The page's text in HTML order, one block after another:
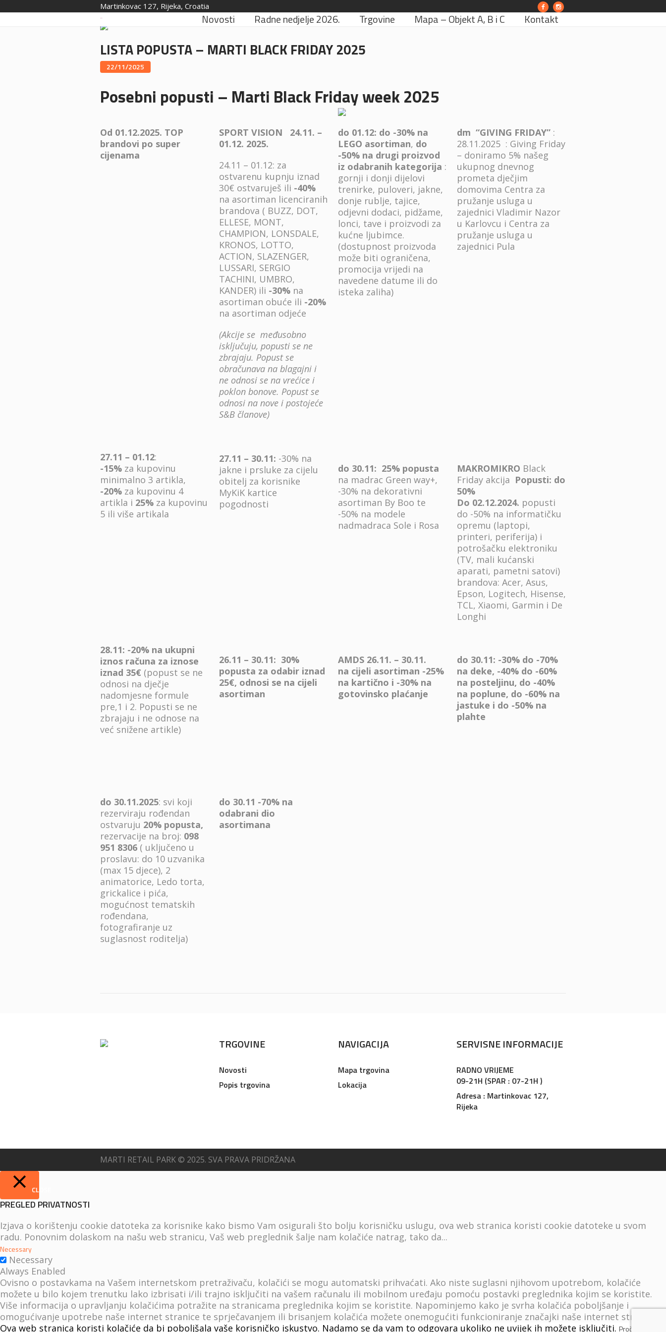
Martinkovac 127, Rijeka, Croatia
Novosti Radne nedjelje 2026. Trgovine Mapa – Objekt A, B i C Kontakt
LISTA POPUSTA – MARTI BLACK FRIDAY 2025
22/11/2025
Posebni popusti – Marti Black Friday week 2025
Od 01.12.2025. TOP
brandovi po super
cijenama
SPORT VISION 24.11. –
01.12. 2025.
24.11 – 01.12: za
ostvarenu kupnju iznad
30€ ostvaruješ ili -40%
na asortiman licenciranih
brandova ( BUZZ, DOT,
ELLESE, MONT,
CHAMPION, LONSDALE,
KRONOS, LOTTO,
ACTION, SLAZENGER,
LUSSARI, SERGIO
TACHINI, UMBRO,
KANDER) ili -30%na
asortiman obuće ili -20%
na asortiman odjeće
(Akcije se međusobno
isključuju, popusti se ne
zbrajaju. Popust se
obračunava na blagajni i
ne odnosi se na vrećice i
poklon bonove. Popust se
odnosi na nove i postojeće
S&B članove)
do 01.12: do -30% na
LEGO asortiman, do
-50% na drugi proizvod
iz odabranih kategorija :
gornji i donji dijelovi
trenirke, puloveri, jakne,
donje rublje, tajice,
odjevni dodaci, pidžame,
lonci, tave i proizvodi za
kućne ljubimce.
(dostupnost proizvoda
može biti ograničena,
promocija vrijedi na
navedene datume ili do
isteka zaliha)
dm “GIVING FRIDAY”:
28.11.2025 : Giving Friday
– doniramo 5% našeg
ukupnog dnevnog
prometa dječjim
domovima Centra za
pružanje usluga u
zajednici Vladimir Nazor
u Karlovcu i Centra za
pružanje usluga u
zajednici Pula
27.11 – 01.12:
-15%za kupovinu
minimalno 3 artikla,
-20%za kupovinu 4
artikla i 25%za kupovinu
5 ili više artikala
27.11 – 30.11: -30% na
jakne i prsluke za cijelu
obitelj za korisnike
MyKiK kartice
pogodnosti
do 30.11: 25% popusta
na madrac Green way+,
-30% na dekorativni
asortiman By Boo te
-50% na modele
nadmadraca Sole i Rosa
MAKROMIKRO Black
Friday akcija Popusti: do
50%
Do 02.12.2024. popusti
do -50% na informatičku
opremu (laptopi,
printeri, periferija) i
potrošačku elektroniku
(TV, mali kućanski
aparati, pametni satovi)
brandova: Acer, Asus,
Epson, Logitech, Hisense,
TCL, Xiaomi, Garmin i De
Longhi
28.11: -20% na ukupni
iznos računa za iznose
iznad 35€ (popust se ne
odnosi na dječje
nadomjesne formule
pre,1 i 2. Popusti se ne
zbrajaju i ne odnose na
već snižene artikle)
26.11 – 30.11: 30%
popusta za odabir iznad
25€, odnosi se na cijeli
asortiman
AMDS 26.11. – 30.11.
na cijeli asortiman -25%
na kartično i -30% na
gotovinsko plaćanje
do 30.11: -30% do -70%
na deke, -40% do -60%
na posteljinu, do -40%
na poplune, do -60% na
jastuke i do -50% na
plahte
do 30.11.2025: svi koji
rezerviraju rođendan
ostvaruju 20% popusta,
rezervacije na broj: 098
951 8306( uključeno u
proslavu: do 10 uzvanika
(max 15 djece), 2
animatorice, Ledo torta,
grickalice i pića,
mogućnost tematskih
rođendana,
fotografiranje uz
suglasnost roditelja)
do 30.11 -70% na
odabrani dio
asortimana
TRGOVINE
Novosti
Popis trgovina
NAVIGACIJA
Mapa trgovina
Lokacija
SERVISNE INFORMACIJE
RADNO VRIJEME
09-21H (SPAR : 07-21H )
Adresa : Martinkovac 127,
Rijeka
MARTI RETAIL PARK © 2025. SVA PRAVA PRIDRŽANA
Ova web stranica koristi kolačiće da bi poboljšala vaše korisničko iskustvo. Nadamo se da vam to odgovara ukoliko ne uvijek ih možete isključiti. Pročitaj više
CLOSE
PREGLED PRIVATNOSTI
Izjava o korištenju cookie datoteka za korisnike kako bismo Vam osigurali što bolju korisničku uslugu, ova web stranica koristi cookie datoteke u svom
radu. Ponovnim dolaskom na našu web stranicu, Vaš web preglednik šalje nam kolačiće natrag, tako da...
Necessary
Necessary
Always Enabled
Ovisno o postavkama na Vašem internetskom pretraživaču, kolačići se mogu automatski prihvaćati. Ako niste suglasni njihovom upotrebom, kolačiće
možete u bilo kojem trenutku lako izbrisati i/ili trajno isključiti na vašem računalu ili mobilnom uređaju pomoću postavki preglednika kojim se koristite.
Više informacija o upravljanju kolačićima potražite na stranicama preglednika kojim se koristite. Napominjemo kako je svrha kolačića poboljšanje i
omogućivanje upotrebe naše internet stranice te sprječavanjem ili brisanjem kolačića možete onemogućiti funkcioniranje značajki naše internet stranica ili
uzrokovati drugačiji rad i izgled u vašem pregledniku.